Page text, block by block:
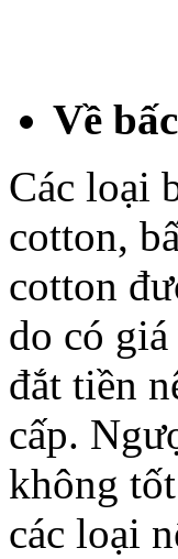
Về
Các loại
cotton,
cotton
do có
đắt tiền
cấp.
không
các loại